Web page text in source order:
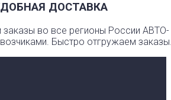
ДОСТАВКА
во все регионы России АВТО-
Быстро отгружаем